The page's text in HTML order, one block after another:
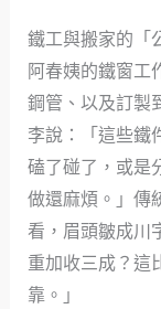
鐵工與搬家的「
阿春姨的鐵窗工
鋼管、以及訂製
李說：「這些鐵
磕了碰了，或是
做還麻煩。」傳
看，眉頭皺成川
重加收三成？這
靠。」